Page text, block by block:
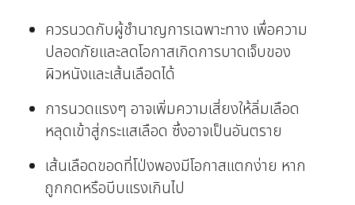
ควรนวดกับผู้ชำนาญการเฉพาะทาง เพื่อความ
ปลอดภัยและลดโอกาสเกิดการบาดเจ็บของ
ผิวหนังและเส้นเลือดได้
การนวดแรงๆ อาจเพิ่มความเสี่ยงให้ลิ่มเลือด
หลุดเข้าสู่กระแสเลือด ซึ่งอาจเป็นอันตราย
เส้นเลือดขอดที่โป่งพองมีโอกาสแตกง่าย หาก
ถูกกดหรือบีบแรงเกินไป